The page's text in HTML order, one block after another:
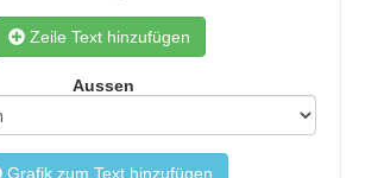
Zeile Text hinzufügen
Aussen
Grafik zum Text hinzufügen